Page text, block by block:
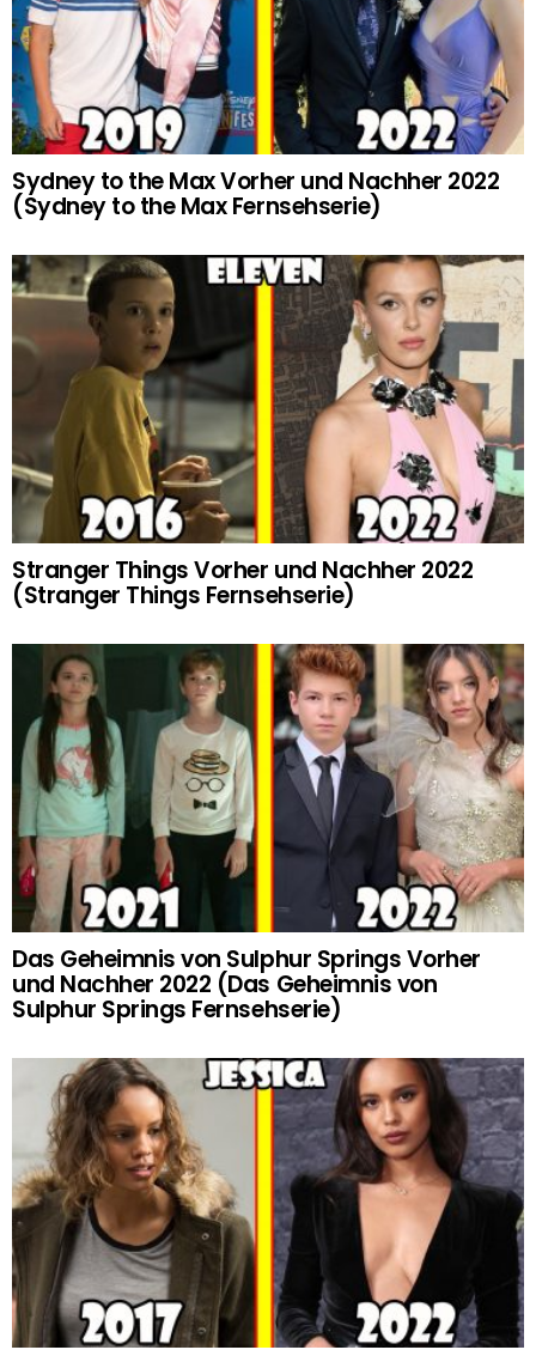
Sydney to the Max Vorher und Nachher 2022
(Sydney to the Max Fernsehserie)
Stranger Things Vorher und Nachher 2022
(Stranger Things Fernsehserie)
Das Geheimnis von Sulphur Springs Vorher
und Nachher 2022 (Das Geheimnis von
Sulphur Springs Fernsehserie)